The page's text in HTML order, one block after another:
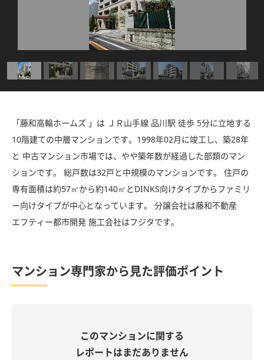
「藤和高輪ホームズ 」は ＪＲ山手線 品川駅 徒歩 5分に立地する
10階建ての中層マンションです。1998年02月に竣工し、築28年
と 中古マンション市場では、やや築年数が経過した部類のマン
ションです。 総戸数は32戸と中規模のマンションです。 住戸の
専有面積は約57㎡から約140㎡とDINKS向けタイプからファミリ
ー向けタイプが中心となっています。 分譲会社は藤和不動産
エフティー都市開発 施工会社はフジタです。
マンション専門家から見た評価ポイント
このマンションに関する
レポートはまだありません